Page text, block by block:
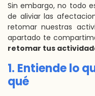
Sin embargo, no todo
de aliviar las
retomar nuestras
apartado te
retomar tus
1. Entiende lo
qué